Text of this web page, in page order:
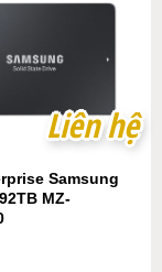
Liên hệ
Liên hệ
Samsung
MZ-